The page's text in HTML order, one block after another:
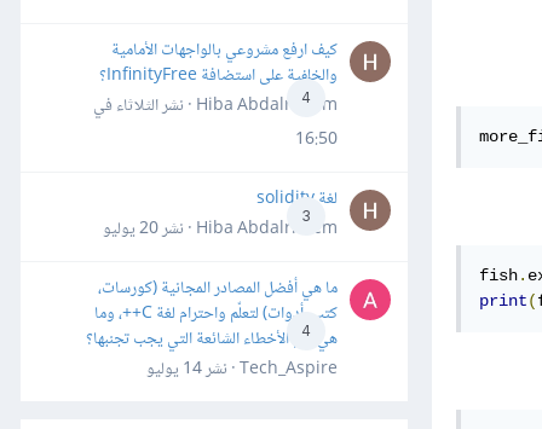
fish.
print(
4
كيف ارفع مشروعي بالواجهات الأمامية
والخلفية على استضافة InfinityFree؟
Hiba Abdalrheem · نشر
الثلاثاء في
16:50
3
لغة solidity
Hiba Abdalrheem · نشر
20 يوليو
4
ما هي أفضل المصادر المجانية (كورسات،
كتب، أدوات) لتعلّم واحترام لغة C++، وما
هي أهم الأخطاء الشائعة التي يجب تجنبها؟
Tech_Aspire · نشر
14 يوليو